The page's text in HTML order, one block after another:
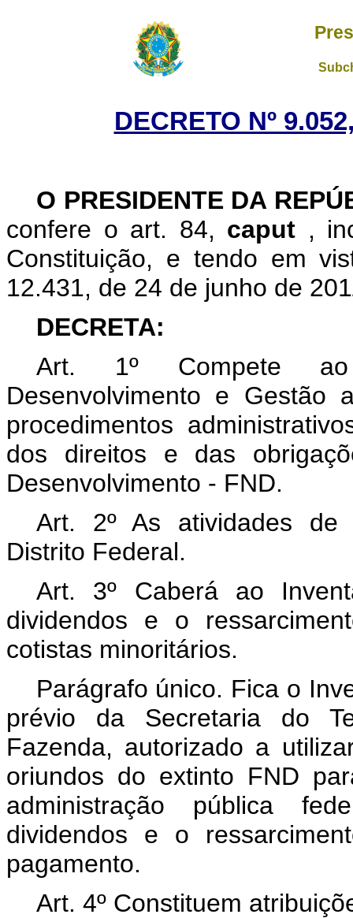
DECRETO Nº
O PRESIDENTE DA
confere o art. 84, caput ,
Constituição, e tendo em
12.431, de 24 de junho de
DECRETA:
Art. 1º Compete ao
Desenvolvimento e Gestão
procedimentos
dos direitos e das
Desenvolvimento - FND.
Art. 2º As atividades de
Distrito Federal.
Art. 3º Caberá ao
dividendos e o
cotistas minoritários.
Parágrafo único. Fica o
prévio da Secretaria do
Fazenda, autorizado a
oriundos do extinto FND
administração pública
dividendos e o
pagamento.
Art. 4º Constituem